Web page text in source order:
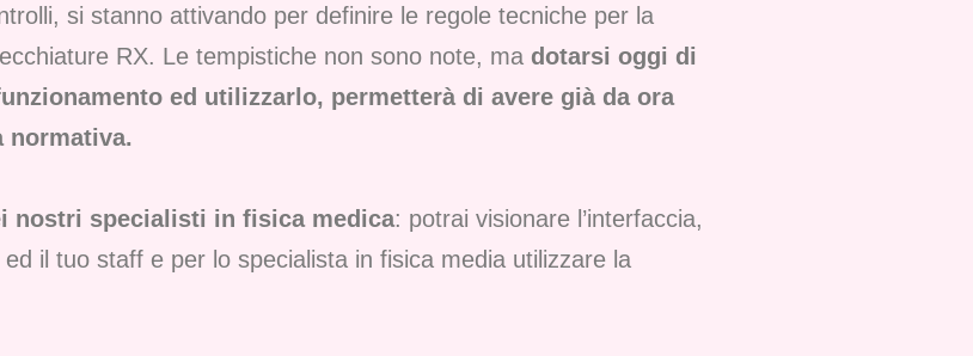
si stanno attivando per definire le regole tecniche per la
RX. Le tempistiche non sono note, ma dotarsi oggi di
ed utilizzarlo, permetterà di avere già da ora
normativa.
nostri specialisti in fisica medica: potrai visionare l’interfaccia,
il tuo staff e per lo specialista in fisica media utilizzare la